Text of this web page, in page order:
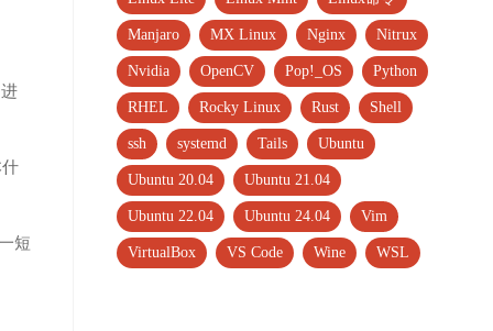
短
Manjaro MX Linux Nginx Nitrux
Nvidia OpenCV Pop!_OS Python
RHEL Rocky Linux Rust Shell
ssh systemd Tails Ubuntu
Ubuntu 20.04 Ubuntu 21.04
Ubuntu 22.04 Ubuntu 24.04 Vim
VirtualBox VS Code Wine WSL